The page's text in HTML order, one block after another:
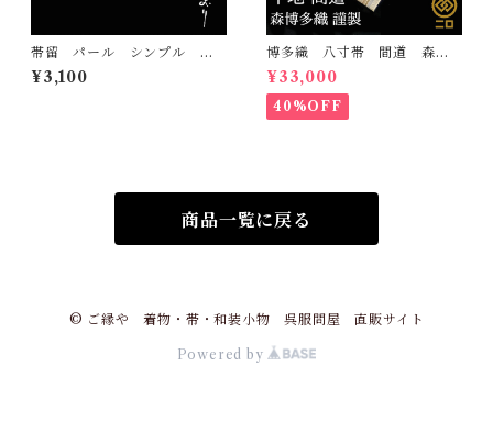
帯留 パール シンプル
赤 花しおり 大原商店 帯
飾り 日本製 和装小物
¥3,100
博多織 八寸帯 間道 森博
多織 正絹 日本製 未仕立
て 名古屋帯
¥33,000
40%OFF
商品一覧に戻る
© ご縁や 着物・帯・和装小物 呉服問屋 直販サイト
Powered by